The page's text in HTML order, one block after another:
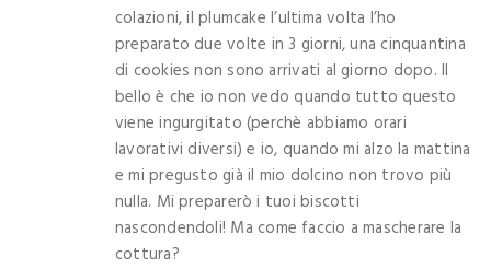
colazioni, il plumcake l’ultima volta l’ho
preparato due volte in 3 giorni, una cinquantina
di cookies non sono arrivati al giorno dopo. Il
bello è che io non vedo quando tutto questo
viene ingurgitato (perchè abbiamo orari
lavorativi diversi) e io, quando mi alzo la mattina
e mi pregusto già il mio dolcino non trovo più
nulla. Mi preparerò i tuoi biscotti
nascondendoli! Ma come faccio a mascherare la
cottura?